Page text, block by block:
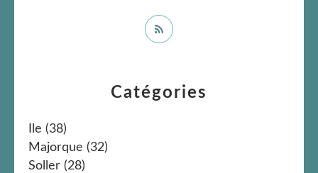
Catégories
Ile (38)
Majorque (32)
Soller (28)